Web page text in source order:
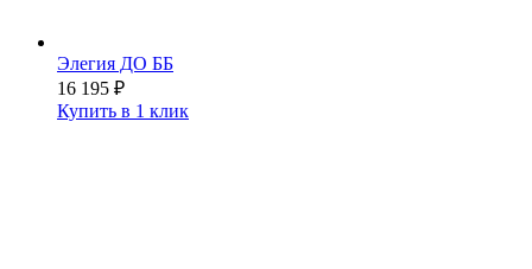
Элегия ДО ББ
16 195 ₽
Купить в 1 клик